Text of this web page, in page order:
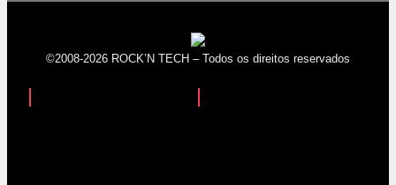
©2008-2026 ROCK’N TECH – Todos os direitos reservados